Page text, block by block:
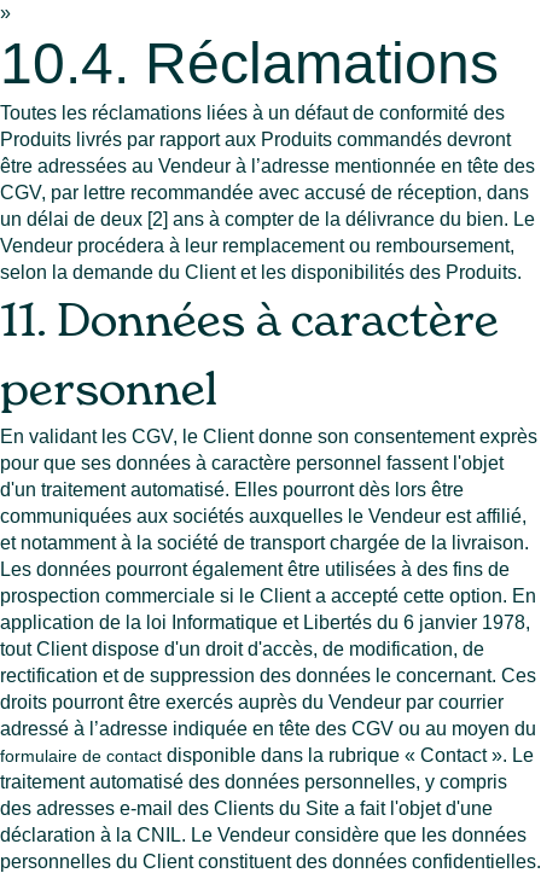
»
10.4. Réclamations
Toutes les réclamations liées à un défaut de conformité des
Produits livrés par rapport aux Produits commandés devront
être adressées au Vendeur à l’adresse mentionnée en tête des
CGV, par lettre recommandée avec accusé de réception, dans
un délai de deux [2] ans à compter de la délivrance du bien. Le
Vendeur procédera à leur remplacement ou remboursement,
selon la demande du Client et les disponibilités des Produits.
11. Données à caractère
personnel
En validant les CGV, le Client donne son consentement exprès
pour que ses données à caractère personnel fassent l'objet
d'un traitement automatisé. Elles pourront dès lors être
communiquées aux sociétés auxquelles le Vendeur est affilié,
et notamment à la société de transport chargée de la livraison.
Les données pourront également être utilisées à des fins de
prospection commerciale si le Client a accepté cette option. En
application de la loi Informatique et Libertés du 6 janvier 1978,
tout Client dispose d'un droit d'accès, de modification, de
rectification et de suppression des données le concernant. Ces
droits pourront être exercés auprès du Vendeur par courrier
adressé à l’adresse indiquée en tête des CGV ou au moyen du
formulaire de contact disponible dans la rubrique « Contact ». Le
traitement automatisé des données personnelles, y compris
des adresses e-mail des Clients du Site a fait l'objet d'une
déclaration à la CNIL. Le Vendeur considère que les données
personnelles du Client constituent des données confidentielles.